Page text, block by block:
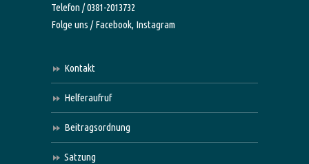
Telefon / 0381-2013732
Folge uns /Facebook, Instagram
Kontakt
Helferaufruf
Beitragsordnung
Satzung